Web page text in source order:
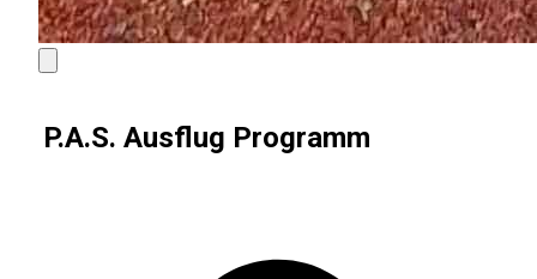
P.A.S. Ausflug Programm